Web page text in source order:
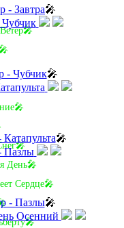
День🎤
Сердце🎤
- Завтра🎤
- Чубчик🎤
🎤
- Пазлы🎤